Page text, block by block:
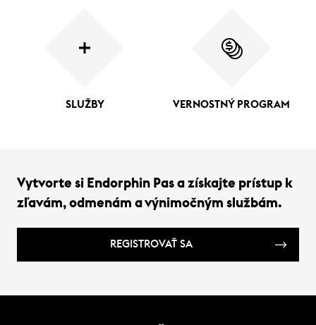
SLUŽBY VERNOSTNÝ PROGRAM
Vytvorte si Endorphin Pas a získajte prístup k
zľavám, odmenám a výnimočným službám.
REGISTROVAŤ SA